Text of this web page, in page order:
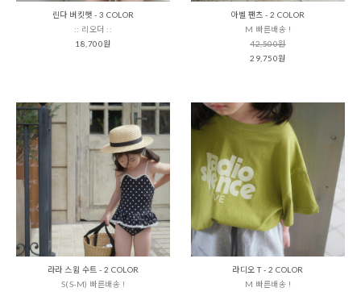
린다 버킷햇 - 3 COLOR
:: 리오더 ::
18,700원
아벨 팬츠 - 2 COLOR
M 빠른배송 !
42,500원
29,750원
라라 스윔 수트 - 2 COLOR
S(S-M) 빠른배송 !
라디오 T - 2 COLOR
M 빠른배송 !